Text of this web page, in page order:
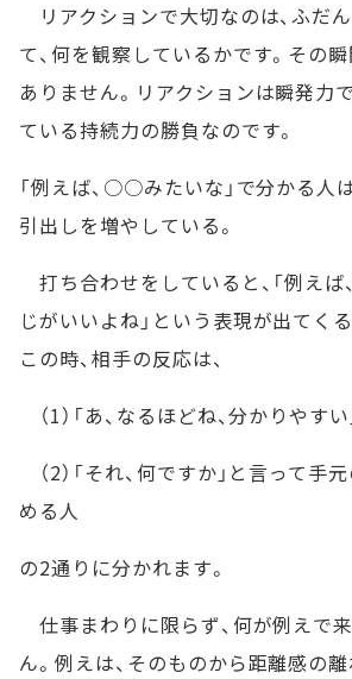
リアクションで大切なのは、ふだん
て、何を観察しているかです。その
ありません。リアクションは瞬発力
ている持続力の勝負なのです。
「例えば、○○みたいな」で分かる人
引出しを増やしている。
打ち合わせをしていると、「例え
じがいいよね」という表現が出てく
この時、相手の反応は、
（1）「あ、なるほどね、分かりやす
（2）「それ、何ですか」と言って手
める人
の2通りに分かれます。
仕事まわりに限らず、何が例えで
ん。例えは、そのものから距離感の